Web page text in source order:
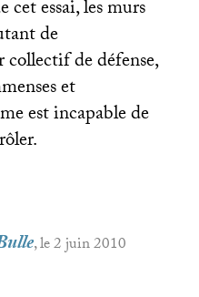
cet essai, les murs
de
de défense,
et
est incapable de
, le 2 juin 2010